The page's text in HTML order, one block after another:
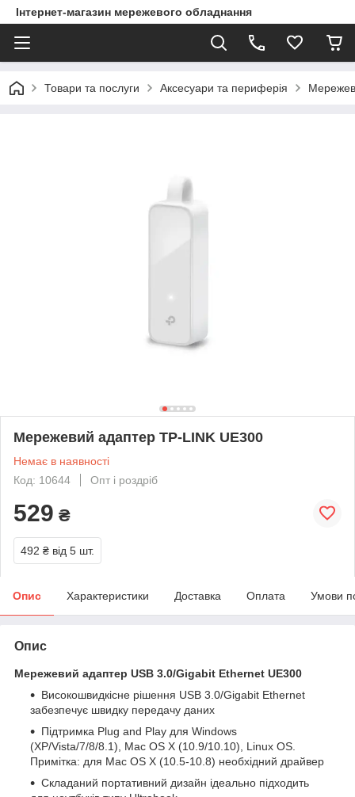
Інтернет-магазин мережевого обладнання
Товари та послуги Аксесуари та периферія
Мережевий адаптер TP-LINK UE300
Немає в наявності
Код: 10644
Опт і роздріб
529 ₴
492 ₴ від 5 шт.
Опис Характеристики Доставка Оплата Умови
Опис
Мережевий адаптер USB 3.0/Gigabit Ethernet UE300
Високошвидкісне рішення USB 3.0/Gigabit Ethernet
забезпечує швидку передачу даних
Підтримка Plug and Play для Windows
(XP/Vista/7/8/8.1), Mac OS X (10.9/10.10), Linux OS.
Примітка: для Mac OS X (10.5-10.8) необхідний драйвер
Складаний портативний дизайн ідеально підходить